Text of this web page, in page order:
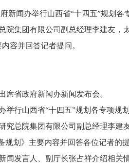
新闻办举行山西省“十四五”规划各
院集团有限公司副总经理李建友，
容并回答记者提问。
席省政府新闻办新闻发布会。
举行山西省“十四五”规划各专项规
究总院集团有限公司副总经理李建
规划》主要内容并回答各位记者的提
闻发言人、 副厅长张占祥介绍相关情